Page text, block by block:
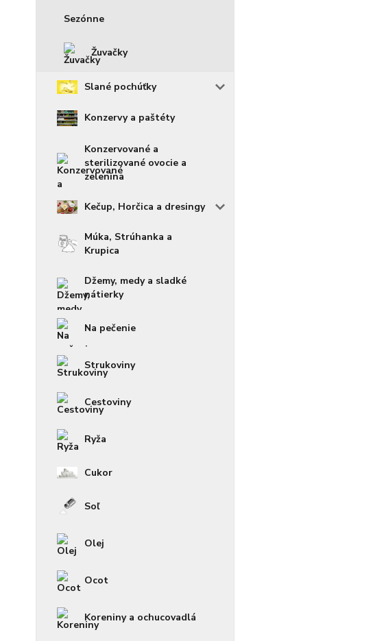
Sezónne
Žuvačky
Slané pochúťky
Konzervy a paštéty
Konzervované a
sterilizované ovocie a
zelenina
Kečup, Horčica a dresingy
Múka, Strúhanka a
Krupica
Džemy, medy a sladké
nátierky
Na pečenie
Strukoviny
Cestoviny
Ryža
Cukor
Soľ
Olej
Ocot
Koreniny a ochucovadlá